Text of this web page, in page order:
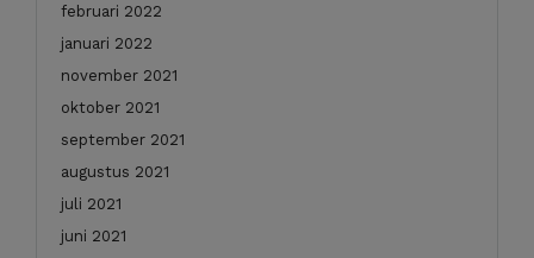
februari 2022
januari 2022
november 2021
oktober 2021
september 2021
augustus 2021
juli 2021
juni 2021